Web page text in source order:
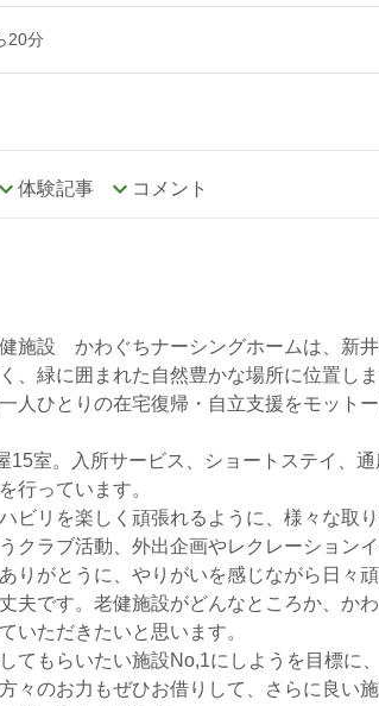
20分
体験記事 コメント
施設 かわぐちナーシングホームは、新
、緑に囲まれた自然豊かな場所に位置し
人ひとりの在宅復帰・自立支援をモット
15室。入所サービス、ショートステイ、
行っています。
ビリを楽しく頑張れるように、様々な取
クラブ活動、外出企画やレクレーション
りがとうに、やりがいを感じながら日々
夫です。老健施設がどんなところか、か
いただきたいと思います。
てもらいたい施設No,1にしようを目標に
々のお力もぜひお借りして、さらに良い